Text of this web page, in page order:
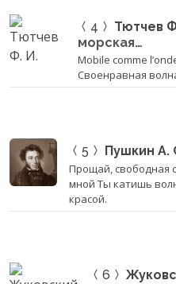
4 Тютчев
морская…
Mobile comme
Своенравная
5 Пушкин А.
Прощай, свободная
мной Ты катишь
красой.
6